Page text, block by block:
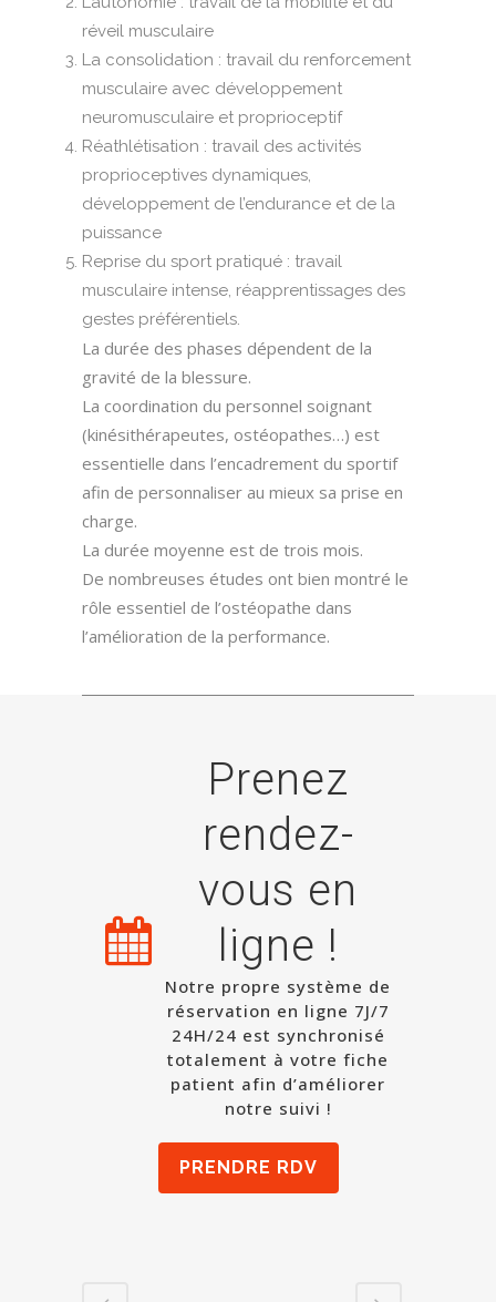
réveil musculaire
La consolidation : travail du renforcement
musculaire avec développement
neuromusculaire et proprioceptif
Réathlétisation : travail des activités
proprioceptives dynamiques,
développement de l’endurance et de la
puissance
Reprise du sport pratiqué : travail
musculaire intense, réapprentissages des
gestes préférentiels.
La durée des phases dépendent de la
gravité de la blessure.
La coordination du personnel soignant
(kinésithérapeutes, ostéopathes…) est
essentielle dans l’encadrement du sportif
afin de personnaliser au mieux sa prise en
charge.
La durée moyenne est de trois mois.
De nombreuses études ont bien montré le
rôle essentiel de l’ostéopathe dans
l’amélioration de la performance.
Prenez
rendez-
vous en
ligne !
Notre propre système de
réservation en ligne 7J/7
24H/24 est synchronisé
totalement à votre fiche
patient afin d’améliorer
notre suivi !
PRENDRE RDV